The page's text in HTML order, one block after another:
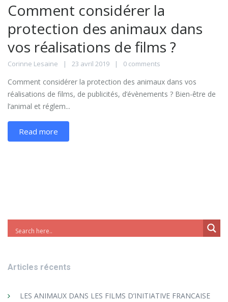
Comment considérer la
protection des animaux dans
vos réalisations de films ?
Corinne Lesaine 23 avril 2019 0 comments
Comment considérer la protection des animaux dans vos
réalisations de films, de publicités, d’évènements ? Bien-être de
l’animal et réglem...
Read more
Articles récents
LES ANIMAUX DANS LES FILMS D’INITIATIVE FRANCAISE